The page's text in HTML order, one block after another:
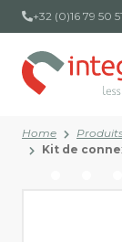
+32 (0)16 79 50 51
Home
Kit de